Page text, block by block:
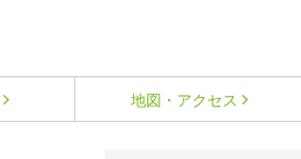
地図・アクセス